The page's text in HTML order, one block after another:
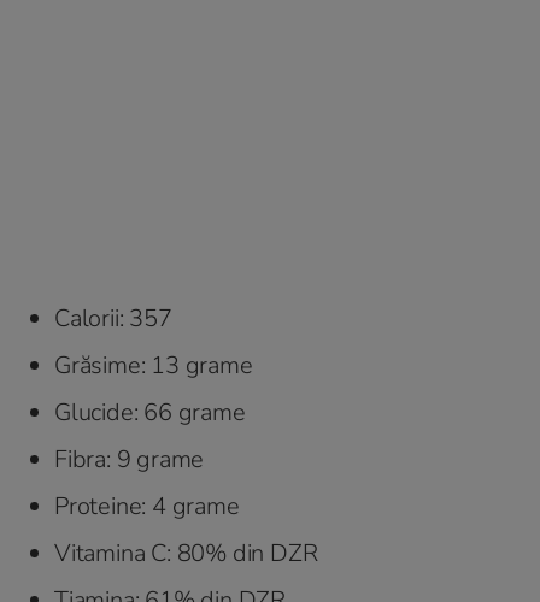
Calorii: 357
Grăsime: 13 grame
Glucide: 66 grame
Fibra: 9 grame
Proteine: 4 grame
Vitamina C: 80% din DZR